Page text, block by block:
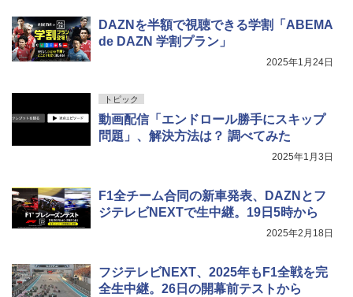
DAZNを半額で視聴できる学割「ABEMA
de DAZN 学割プラン」
2025年1月24日
トピック
動画配信「エンドロール勝手にスキップ
問題」、解決方法は？ 調べてみた
2025年1月3日
F1全チーム合同の新車発表、DAZNとフ
ジテレビNEXTで生中継。19日5時から
2025年2月18日
フジテレビNEXT、2025年もF1全戦を完
全生中継。26日の開幕前テストから